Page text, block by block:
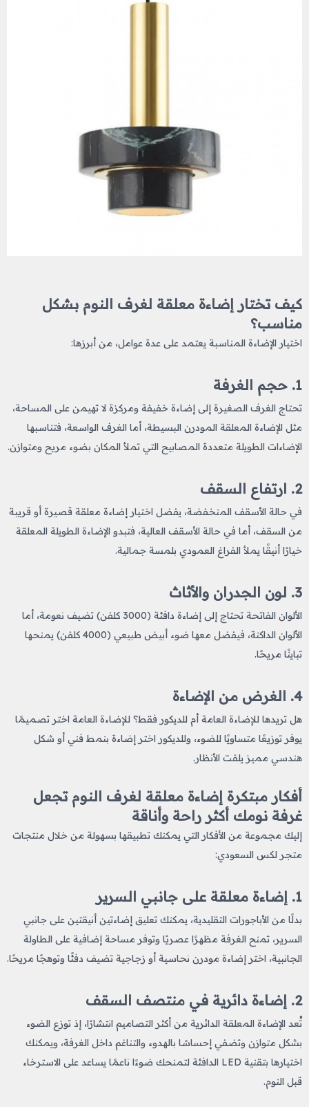
كيف تختار إضاءة معلقة لغرف النوم بشكل
مناسب؟
اختيار الإضاءة المناسبة يعتمد على عدة عوامل، من أبرزها:
1. حجم الغرفة
تحتاج الغرف الصغيرة إلى إضاءة خفيفة ومركزة لا تهيمن على المساحة،
مثل الإضاءة المعلقة المودرن البسيطة، أما الغرف الواسعة، فتناسبها
الإضاءات الطويلة متعددة المصابيح التي تملأ المكان بضوء مريح ومتوازن.
2. ارتفاع السقف
في حالة الأسقف المنخفضة، يفضل اختيار إضاءة معلقة قصيرة أو قريبة
من السقف، أما في حالة الأسقف العالية، فتبدو الإضاءة الطويلة المعلقة
خيارًا أنيقًا يملأ الفراغ العمودي بلمسة جمالية.
3. لون الجدران والأثاث
الألوان الفاتحة تحتاج إلى إضاءة دافئة (3000 كلفن) تضيف نعومة، أما
الألوان الداكنة، فيفضل معها ضوء أبيض طبيعي (4000 كلفن) يمنحها
تباينًا مريحًا.
4. الغرض من الإضاءة
هل تريدها للإضاءة العامة أم للديكور فقط؟ للإضاءة العامة اختر تصميمًا
يوفر توزيعًا متساويًا للضوء، وللديكور اختر إضاءة بنمط فني أو شكل
هندسي مميز يلفت الأنظار.
أفكار مبتكرة إضاءة معلقة لغرف النوم تجعل
غرفة نومك أكثر راحة وأناقة
إليك مجموعة من الأفكار التي يمكنك تطبيقها بسهولة من خلال منتجات
متجر لكس السعودي:
1. إضاءة معلقة على جانبي السرير
بدلًا من الأباجورات التقليدية، يمكنك تعليق إضاءتين أنيقتين على جانبي
السرير، تمنح الغرفة مظهرًا عصريًا وتوفر مساحة إضافية على الطاولة
الجانبية، اختر إضاءة مودرن نحاسية أو زجاجية تضيف دفئًا وتوهجًا مريحًا.
2. إضاءة دائرية في منتصف السقف
تُعد الإضاءة المعلقة الدائرية من أكثر التصاميم انتشارًا، إذ توزع الضوء
بشكل متوازن وتضفي إحساسًا بالهدوء والتناغم داخل الغرفة، ويمكنك
اختيارها بتقنية LED الدافئة لتمنحك ضوءًا ناعمًا يساعد على الاسترخاء
قبل النوم.